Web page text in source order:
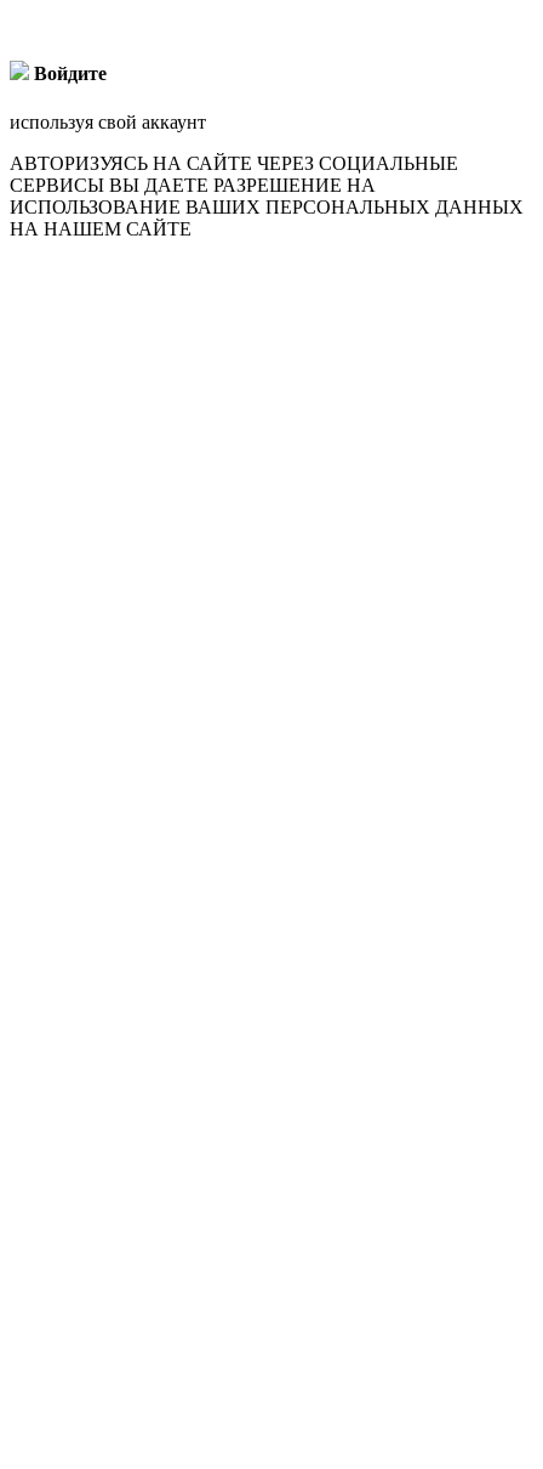
Войдите
используя свой аккаунт
АВТОРИЗУЯСЬ НА САЙТЕ ЧЕРЕЗ СОЦИАЛЬНЫЕ
СЕРВИСЫ ВЫ ДАЕТЕ РАЗРЕШЕНИЕ НА
ИСПОЛЬЗОВАНИЕ ВАШИХ ПЕРСОНАЛЬНЫХ ДАННЫХ
НА НАШЕМ САЙТЕ